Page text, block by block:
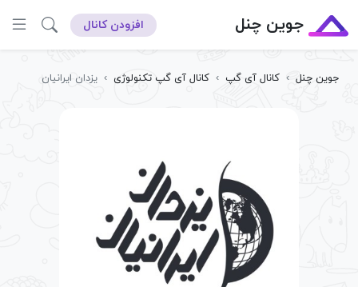
جوین چنل افزودن کانال
جوین چنل › کانال آی گپ › کانال آی گپ تکنولوژی › یزدان ایرانیان